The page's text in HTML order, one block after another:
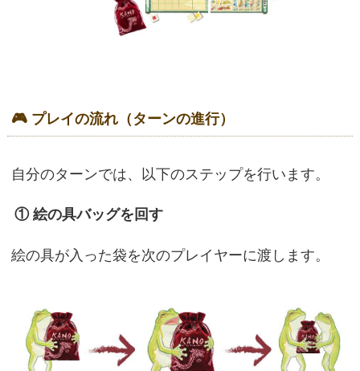
🎮 プレイの流れ（ターンの進行）
自分のターンでは、以下のステップを行います。
① 絵の具バッグを回す
絵の具が入った袋を次のプレイヤーに渡します。